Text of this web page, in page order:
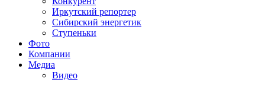
Иркутский репортер
Сибирский энергетик
Ступеньки
Фото
Компании
Медиа
Видео